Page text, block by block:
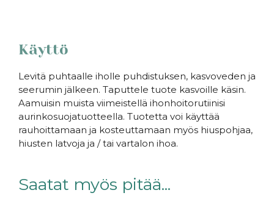
Käyttö
Levitä puhtaalle iholle puhdistuksen, kasvoveden ja
seerumin jälkeen. Taputtele tuote kasvoille käsin.
Aamuisin muista viimeistellä ihonhoitorutiinisi
aurinkosuojatuotteella. Tuotetta voi käyttää
rauhoittamaan ja kosteuttamaan myös hiuspohjaa,
hiusten latvoja ja / tai vartalon ihoa.
Saatat myös pitää...